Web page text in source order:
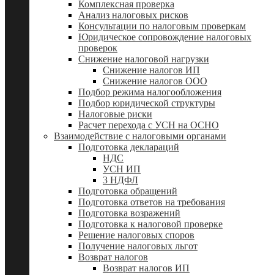
Комплексная проверка
Анализ налоговых рисков
Консультации по налоговым проверкам
Юридическое сопровождение налоговых
проверок
Снижение налоговой нагрузки
Снижение налогов ИП
Снижение налогов ООО
Подбор режима налогообложения
Подбор юридической структуры
Налоговые риски
Расчет перехода с УСН на ОСНО
Взаимодействие с налоговыми органами
Подготовка деклараций
НДС
УСН ИП
3 НДФЛ
Подготовка обращений
Подготовка ответов на требования
Подготовка возражений
Подготовка к налоговой проверке
Решение налоговых споров
Получение налоговых льгот
Возврат налогов
Возврат налогов ИП